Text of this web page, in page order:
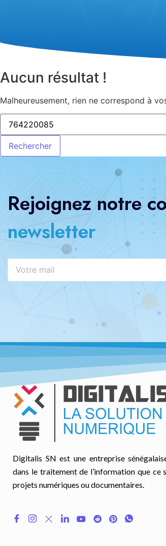
Aucun résultat !
Malheureusement, rien ne correspond à
Rejoignez notre
newsletter
Digitalis SN est une entreprise
dans le traitement de l’information que ce
projets numériques ou documentaires.